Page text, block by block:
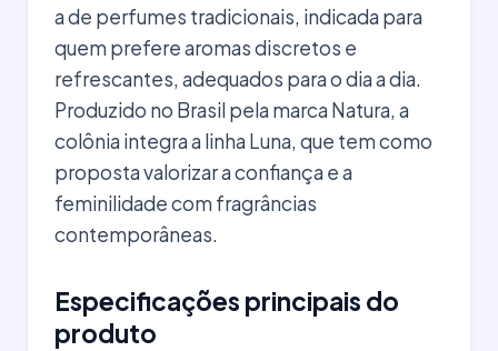
a de perfumes tradicionais, indicada para
quem prefere aromas discretos e
refrescantes, adequados para o dia a dia.
Produzido no Brasil pela marca Natura, a
colônia integra a linha Luna, que tem como
proposta valorizar a confiança e a
feminilidade com fragrâncias
contemporâneas.
Especificações principais do
produto